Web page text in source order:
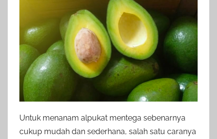
Untuk menanam alpukat mentega sebenarnya
cukup mudah dan sederhana, salah satu caranya